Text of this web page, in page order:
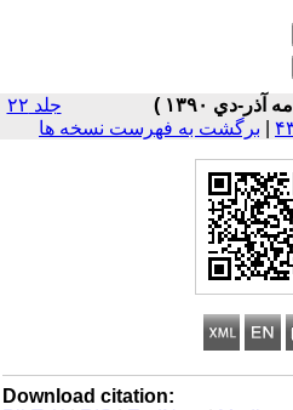
جلد ۲۲
| برگشت به فهرست نسخه ها
Download citation: